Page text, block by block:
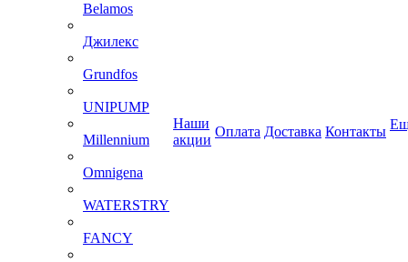
Belamos
Джилекс
Grundfos
UNIPUMP
Millennium
Omnigena
WATERSTRY
FANCY
Наши
акции
Оплата Доставка Контакты